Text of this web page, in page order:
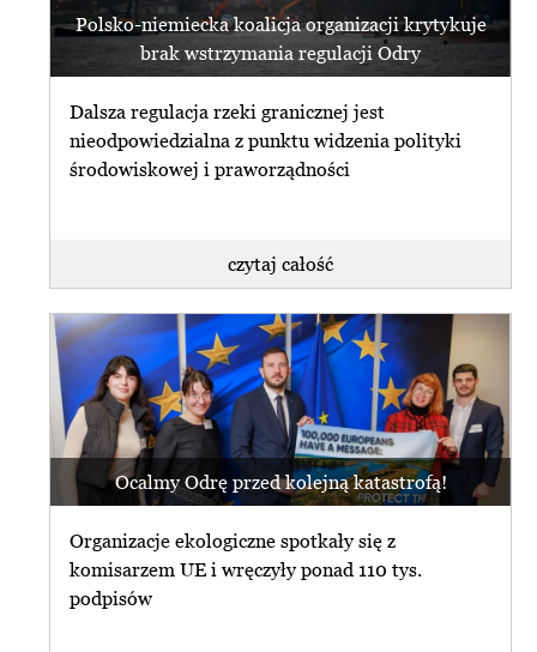
Polsko-niemiecka koalicja organizacji krytykuje
brak wstrzymania regulacji Odry
Dalsza regulacja rzeki granicznej jest
nieodpowiedzialna z punktu widzenia polityki
środowiskowej i praworządności
czytaj całość
Ocalmy Odrę przed kolejną katastrofą!
Organizacje ekologiczne spotkały się z
komisarzem UE i wręczyły ponad 110 tys.
podpisów